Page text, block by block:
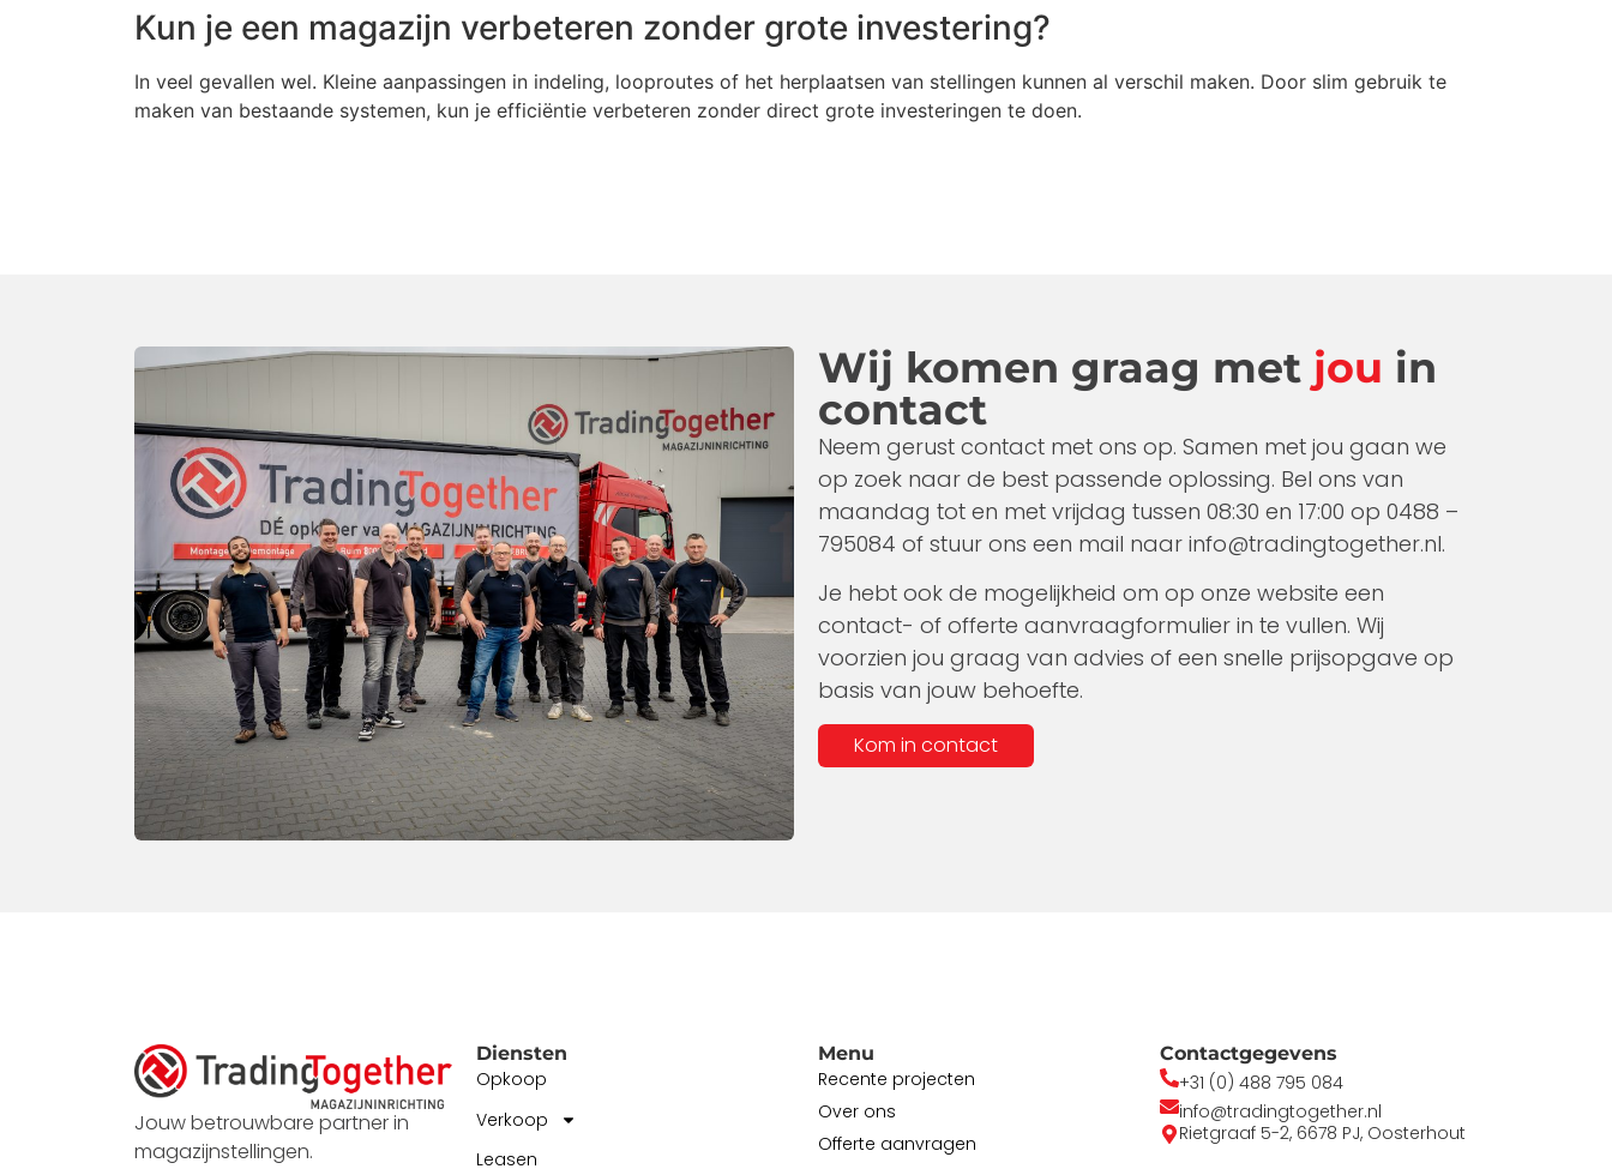
Kun je een magazijn verbeteren zonder grote investering?
In veel gevallen wel. Kleine aanpassingen in indeling, looproutes of het herplaatsen van stellingen kunnen al verschil maken. Door slim gebruik te
maken van bestaande systemen, kun je efficiëntie verbeteren zonder direct grote investeringen te doen.
Wij komen graag met jou in
contact
Neem gerust contact met ons op. Samen met jou gaan we
op zoek naar de best passende oplossing. Bel ons van
maandag tot en met vrijdag tussen 08:30 en 17:00 op 0488 –
795084 of stuur ons een mail naar info@tradingtogether.nl.
Je hebt ook de mogelijkheid om op onze website een
contact- of offerte aanvraagformulier in te vullen. Wij
voorzien jou graag van advies of een snelle prijsopgave op
basis van jouw behoefte.
Kom in contact
Jouw betrouwbare partner in
magazijnstellingen.
Diensten
Opkoop
Verkoop
Leasen
Menu
Recente projecten
Over ons
Offerte aanvragen
Contactgegevens
+31 (0) 488 795 084
info@tradingtogether.nl
Rietgraaf 5-2, 6678 PJ, Oosterhout